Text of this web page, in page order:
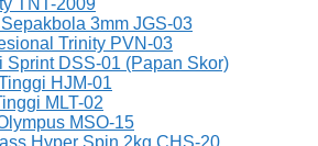
TNT-2009
3mm JGS-03
Trinity PVN-03
Sprint DSS-01 (Papan Skor)
HJM-01
MLT-02
MSO-15
Hyper Spin 2kg CHS-20